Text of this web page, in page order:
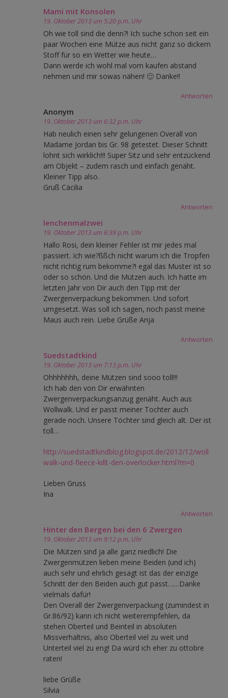
Mami mit Konsolen
19. Oktober 2013 um 5:20 p.m. Uhr
Oh wie toll sind die denn?! Ich suche schon seit ein
paar Wochen eine Mütze aus nicht ganz so dickem
Stoff für so ein Wetter wie heute…
Dann werde ich wohl mal vom kaufen abstand
nehmen und mir sowas nähen! 🙂 Danke!!
Antworten
Anonym
19. Oktober 2013 um 6:32 p.m. Uhr
Hab neulich einen sehr gelungenen Overall von
Madame Jordan bis Gr. 98 getestet. Dieser Schnitt
lohnt sich wirklich!!! Super Sitz und sehr entzückend
am Objekt – zudem rasch und einfach genäht.
Kleiner Tipp also.
Gruß Cäcilia
Antworten
lenchenmalzwei
19. Oktober 2013 um 6:39 p.m. Uhr
Hallo Rosi, dein kleiner Fehler ist mir jedes mal
passiert. Ich wie?ßßch nicht warum ich die Tropfen
nicht richtig rum bekomme?! egal das Muster ist so
oder so schön. Und die Mützen auch. Ich hatte im
letzten Jahr von Dir auch den Tipp mit der
Zwergenverpackung bekommen. Und sofort
umgesetzt. Was soll ich sagen, noch passt meine
Maus auch rein. Liebe Grüße Anja
Antworten
Suedstadtkind
19. Oktober 2013 um 7:13 p.m. Uhr
Ohhhhhhh, deine Mützen sind sooo toll!!!
Ich hab den von Dir erwähnten
Zwergenverpackungsanzug genäht. Auch aus
Wollwalk. Und er passt meiner Tochter auch
gerade noch. Unsere Töchter sind gleich alt. Der ist
toll…
http://suedstadtkindblog.blogspot.de/2012/12/woll
walk-und-fleece-killt-den-overlocker.html?m=0
Lieben Gruss
Ina
Antworten
Hinter den Bergen bei den 6 Zwergen
19. Oktober 2013 um 9:12 p.m. Uhr
Die Mützen sind ja alle ganz niedlich! Die
Zwergenmützen lieben meine Beiden (und ich)
auch sehr und ehrlich gesagt ist das der einzige
Schnitt der den Beiden auch gut passt……Danke
vielmals dafür!
Den Overall der Zwergenverpackung (zumindest in
Gr.86/92) kann ich nicht weiterempfehlen, da
stehen Oberteil und Beinteil in absoluten
Missverhältnis, also Oberteil viel zu weit und
Unterteil viel zu eng! Da würd ich eher zu ottobre
raten!
liebe Grüße
Silvia